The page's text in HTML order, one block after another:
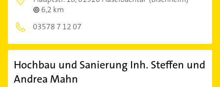
6,2 km
03578 7 12 07
Hochbau und Sanierung Inh. Steffen und
Andrea Mahn